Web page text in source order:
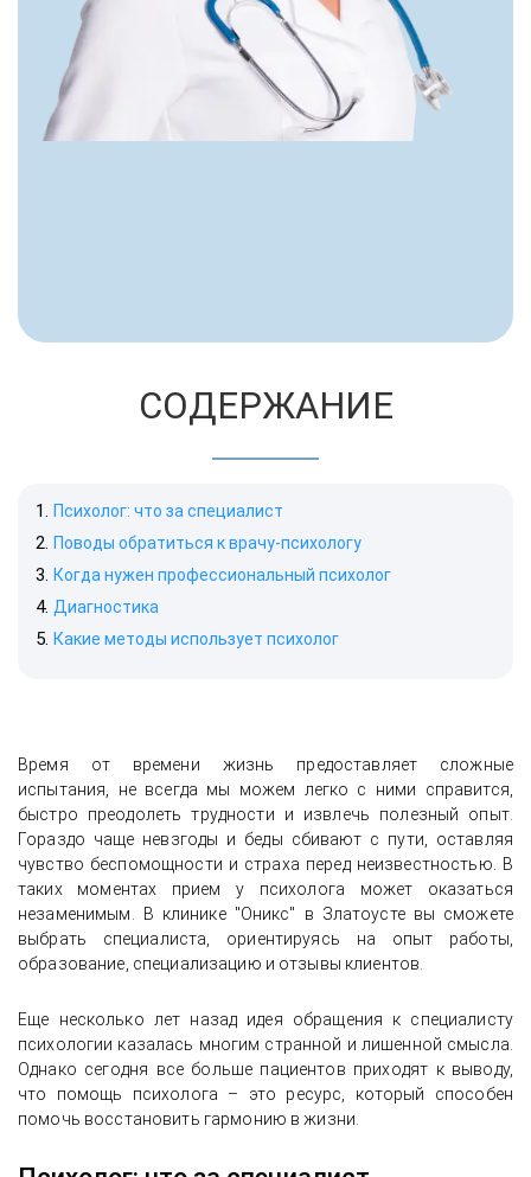
СОДЕРЖАНИЕ
Психолог: что за специалист
Поводы обратиться к врачу-психологу
Когда нужен профессиональный психолог
Диагностика
Какие методы использует психолог
Время от времени жизнь предоставляет сложные
испытания, не всегда мы можем легко с ними справится,
быстро преодолеть трудности и извлечь полезный опыт.
Гораздо чаще невзгоды и беды сбивают с пути, оставляя
чувство беспомощности и страха перед неизвестностью. В
таких моментах прием у психолога может оказаться
незаменимым. В клинике "Оникс" в Златоусте вы сможете
выбрать специалиста, ориентируясь на опыт работы,
образование, специализацию и отзывы клиентов.
Еще несколько лет назад идея обращения к специалисту
психологии казалась многим странной и лишенной смысла.
Однако сегодня все больше пациентов приходят к выводу,
что помощь психолога – это ресурс, который способен
помочь восстановить гармонию в жизни.